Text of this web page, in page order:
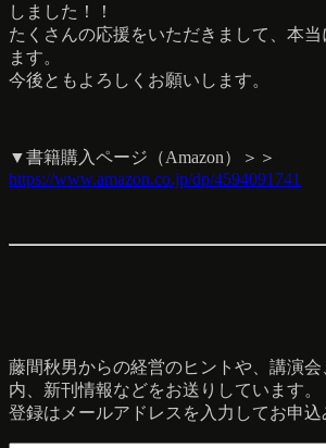
しました！！
たくさんの応援をいただきまして、本
ます。
今後ともよろしくお願いします。
▼書籍購入ページ（Amazon）＞＞
https://www.amazon.co.jp/dp/4594091741
藤間秋男からの経営のヒントや、講演
内、新刊情報などをお送りしています。
登録はメールアドレスを入力してお申込